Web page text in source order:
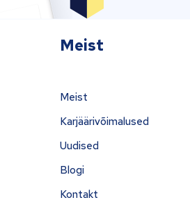
Meist
Meist
Karjäärivõimalused
Uudised
Blogi
Kontakt